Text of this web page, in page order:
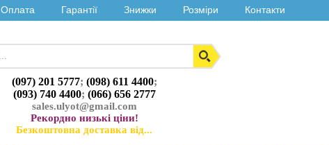
Оплата Гарантії Знижки Розміри Контакти
(097) 201 5777; (098) 611 4400;
(093) 740 4400; (066) 656 2777
sales.ulyot@gmail.com
Рекордно низькі ціни!
Безкоштовна доставка від...